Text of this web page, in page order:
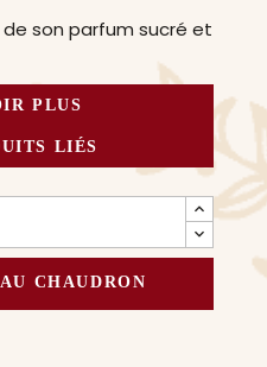
son parfum sucré et
PLUS
LIÉS
CHAUDRON